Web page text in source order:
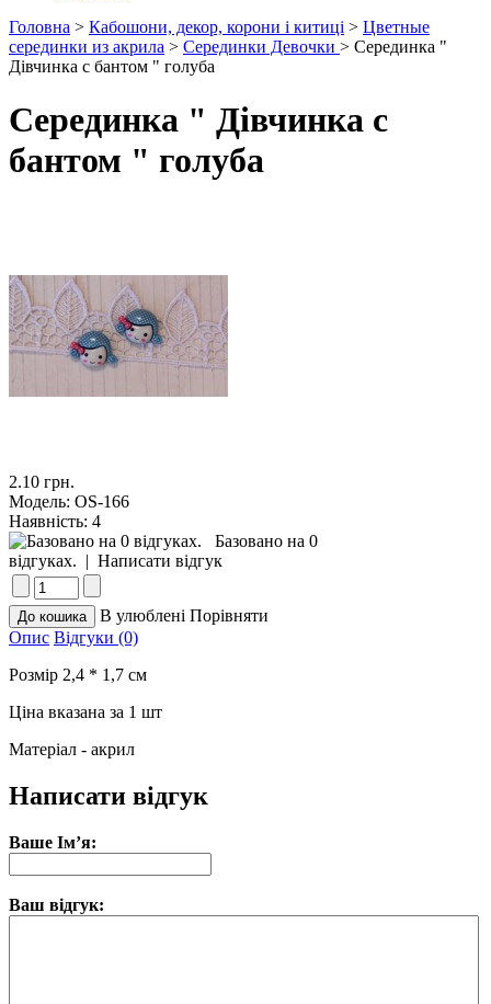
Головна > Кабошони, декор, корони і китиці > Цветные
серединки из акрила > Серединки Девочки > Серединка "
Дівчинка с бантом " голуба
Серединка " Дівчинка с
бантом " голуба
2.10 грн.
Модель: OS-166
Наявність: 4
Базовано на 0
відгуках. | Написати відгук
В улюблені Порівняти
Опис Відгуки (0)
Розмір 2,4 * 1,7 см
Ціна вказана за 1 шт
Матеріал - акрил
Написати відгук
Ваше Ім’я:
Ваш відгук: